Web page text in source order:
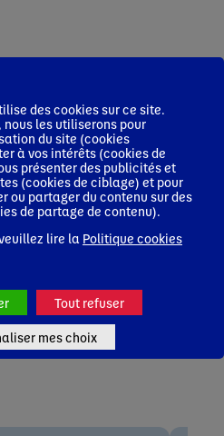
de la gamme
des cookies sur ce site.
les utiliserons pour
du site (cookies
à vos intérêts (cookies de
présenter des publicités et
(cookies de ciblage) et pour
ou partager du contenu sur des
de partage de contenu).
lire la Politique cookies
Tout refuser
mes choix